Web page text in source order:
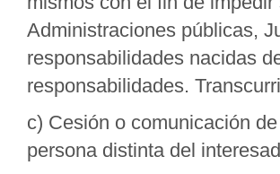
Administraciones públicas,
responsabilidades nacidas
responsabilidades.
c) Cesión o comunicación
persona distinta del